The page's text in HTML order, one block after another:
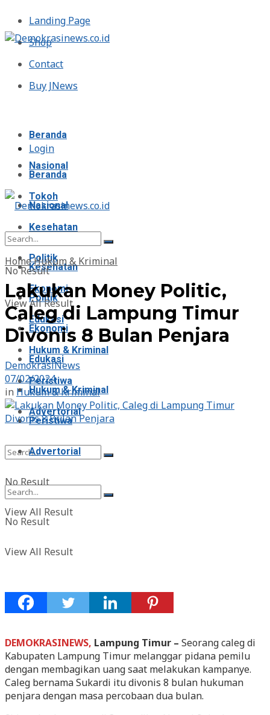
Landing Page
Shop
Contact
Buy JNews
Login
Beranda
Nasional
Tokoh
Kesehatan
Politik
Ekonomi
Edukasi
Hukum & Kriminal
Peristiwa
Advertorial
No Result
View All Result
Beranda
Nasional
Tokoh
Kesehatan
Politik
Ekonomi
Edukasi
Hukum & Kriminal
Peristiwa
Advertorial
No Result
View All Result
No Result
View All Result
HomeHukum & Kriminal
Lakukan Money Politic,
Caleg di Lampung Timur
Divonis 8 Bulan Penjara
DemokrasiNews
07/02/2024
in Hukum & Kriminal
DEMOKRASINEWS, Lampung Timur – Seorang caleg di
Kabupaten Lampung Timur melanggar pidana pemilu
dengan membagikan uang saat melakukan kampanye.
Caleg bernama Sukardi itu divonis 8 bulan hukuman
penjara dengan masa percobaan dua bulan.